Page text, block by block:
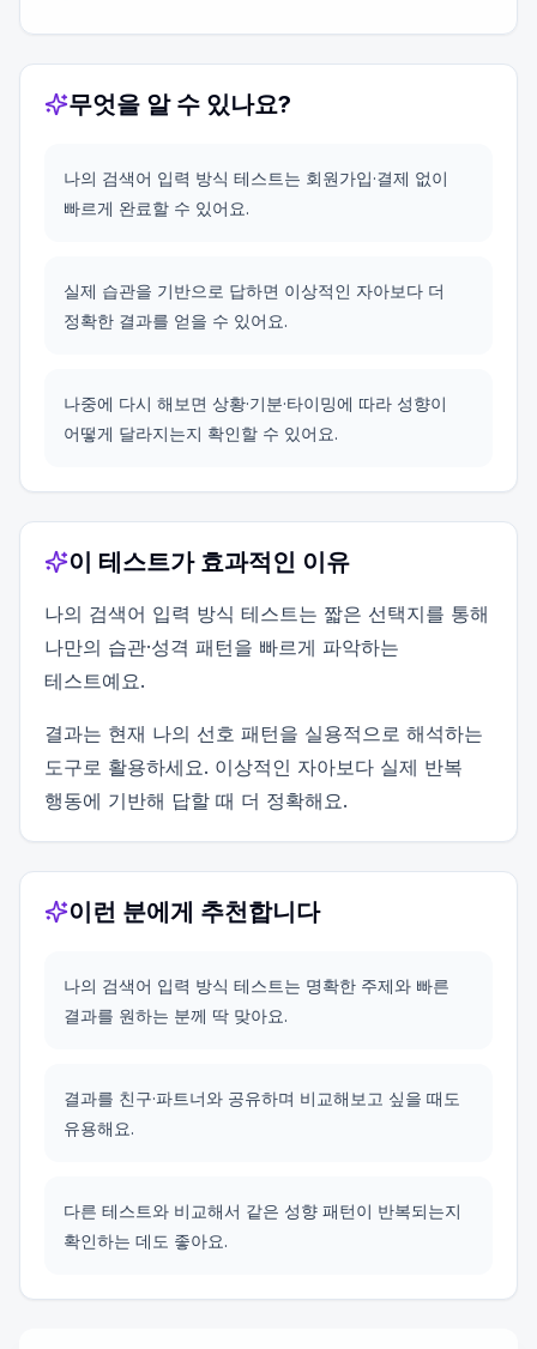
무엇을 알 수 있나요?
나의 검색어 입력 방식 테스트는 회원가입·결제 없이
빠르게 완료할 수 있어요.
실제 습관을 기반으로 답하면 이상적인 자아보다 더
정확한 결과를 얻을 수 있어요.
나중에 다시 해보면 상황·기분·타이밍에 따라 성향이
어떻게 달라지는지 확인할 수 있어요.
이 테스트가 효과적인 이유
나의 검색어 입력 방식 테스트는 짧은 선택지를 통해
나만의 습관·성격 패턴을 빠르게 파악하는
테스트예요.
결과는 현재 나의 선호 패턴을 실용적으로 해석하는
도구로 활용하세요. 이상적인 자아보다 실제 반복
행동에 기반해 답할 때 더 정확해요.
이런 분에게 추천합니다
나의 검색어 입력 방식 테스트는 명확한 주제와 빠른
결과를 원하는 분께 딱 맞아요.
결과를 친구·파트너와 공유하며 비교해보고 싶을 때도
유용해요.
다른 테스트와 비교해서 같은 성향 패턴이 반복되는지
확인하는 데도 좋아요.